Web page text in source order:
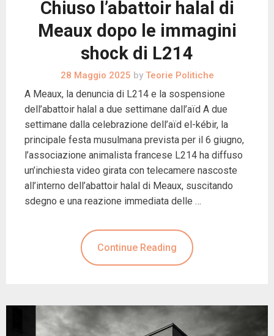
Chiuso l’abattoir halal di
Meaux dopo le immagini
shock di L214
28 Maggio 2025 byTeorie Politiche
A Meaux, la denuncia di L214 e la sospensione
dell’abattoir halal a due settimane dall’aïd A due
settimane dalla celebrazione dell’aïd el-kébir, la
principale festa musulmana prevista per il 6 giugno,
l’associazione animalista francese L214 ha diffuso
un’inchiesta video girata con telecamere nascoste
all’interno dell’abattoir halal di Meaux, suscitando
sdegno e una reazione immediata delle …
Continue Reading